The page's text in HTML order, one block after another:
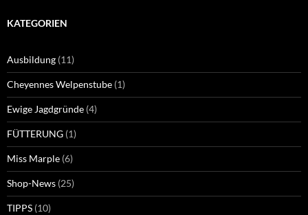
KATEGORIEN
Ausbildung (11)
Cheyennes Welpenstube (1)
Ewige Jagdgründe (4)
FÜTTERUNG (1)
Miss Marple (6)
Shop-News (25)
TIPPS (10)